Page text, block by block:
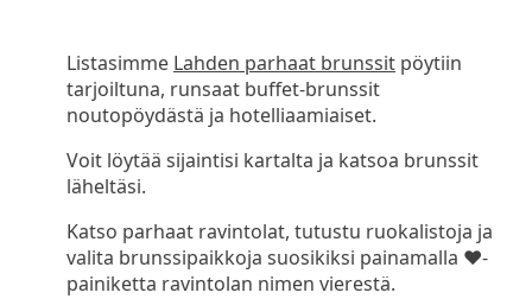
Listasimme Lahden parhaat brunssit pöytiin
tarjoiltuna, runsaat buffet-brunssit
noutopöydästä ja hotelliaamiaiset.
Voit löytää sijaintisi kartalta ja katsoa brunssit
läheltäsi.
Katso parhaat ravintolat, tutustu ruokalistoja ja
valita brunssipaikkoja suosikiksi painamalla ❤-
painiketta ravintolan nimen vierestä.